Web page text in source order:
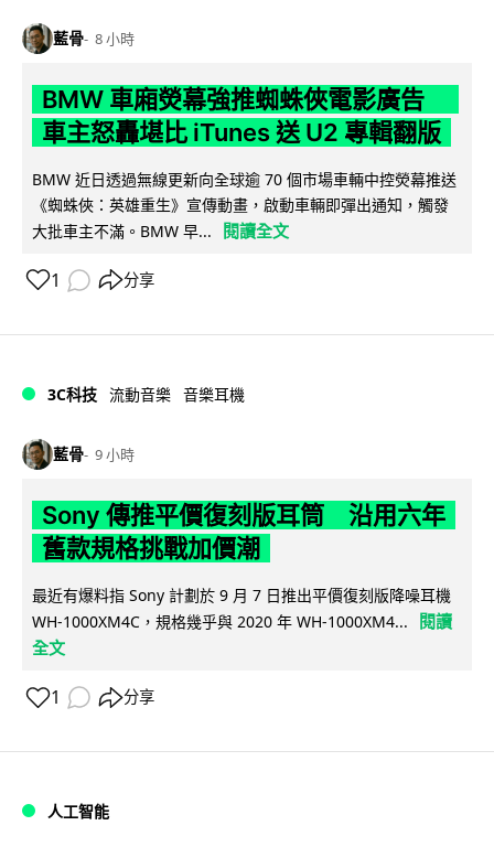
藍骨 8 小時
BMW 車廂熒幕強推蜘蛛俠電影廣告
車主怒轟堪比 iTunes 送 U2 專輯翻版
BMW 近日透過無線更新向全球逾 70 個市場車輛中控熒幕推送
《蜘蛛俠：英雄重生》宣傳動畫，啟動車輛即彈出通知，觸發
大批車主不滿。BMW 早...
閱讀全文
1 分享
3C科技 流動音樂 音樂耳機
藍骨 9 小時
Sony 傳推平價復刻版耳筒 沿用六年
舊款規格挑戰加價潮
最近有爆料指 Sony 計劃於 9 月 7 日推出平價復刻版降噪耳機
WH-1000XM4C，規格幾乎與 2020 年 WH-1000XM4...
閱讀
全文
1 分享
人工智能